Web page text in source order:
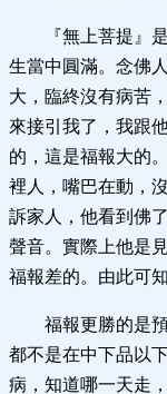
『無上菩提』
生當中圓滿。念佛
大，臨終沒有病苦
來接引我了，我跟
的，這是福報大的
裡人，嘴巴在動，
訴家人，他看到佛
聲音。實際上他是
福報差的。由此可
福報更勝的是
都不是在中下品以
病，知道哪一天走